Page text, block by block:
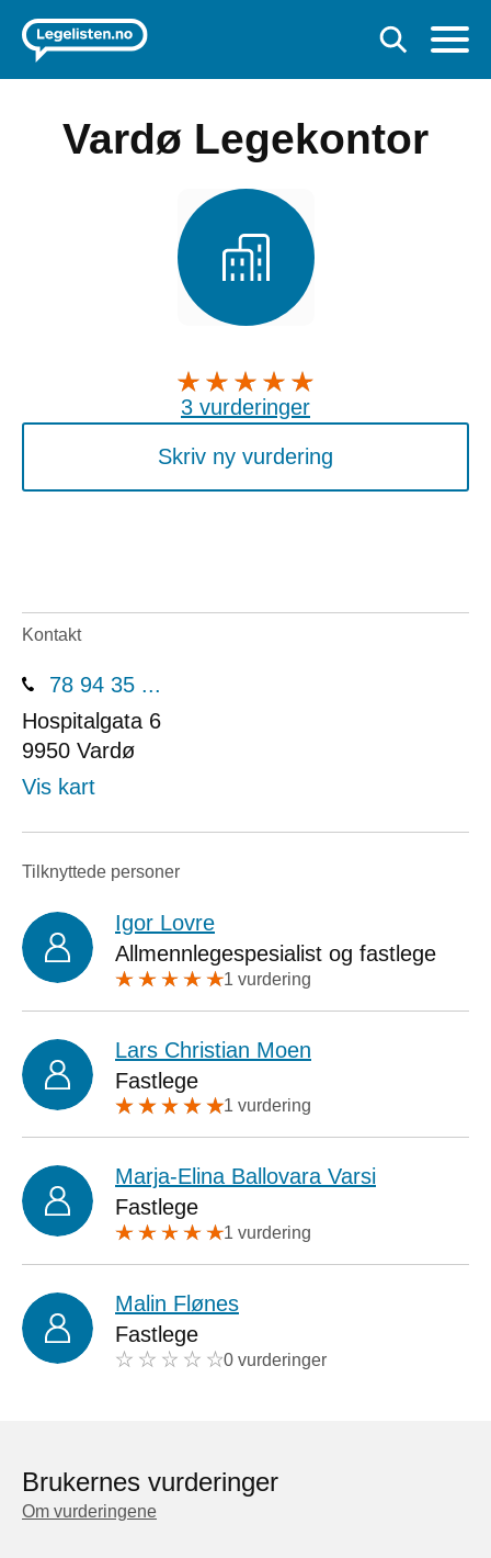
Vardø Legekontor
3 vurderinger
Skriv ny vurdering
Kontakt
78 94 35 ...
Hospitalgata 6
9950 Vardø
Vis kart
Tilknyttede personer
Igor Lovre
Allmennlegespesialist og fastlege
1 vurdering
Lars Christian Moen
Fastlege
1 vurdering
Marja-Elina Ballovara Varsi
Fastlege
1 vurdering
Malin Flønes
Fastlege
0 vurderinger
Brukernes vurderinger
Om vurderingene